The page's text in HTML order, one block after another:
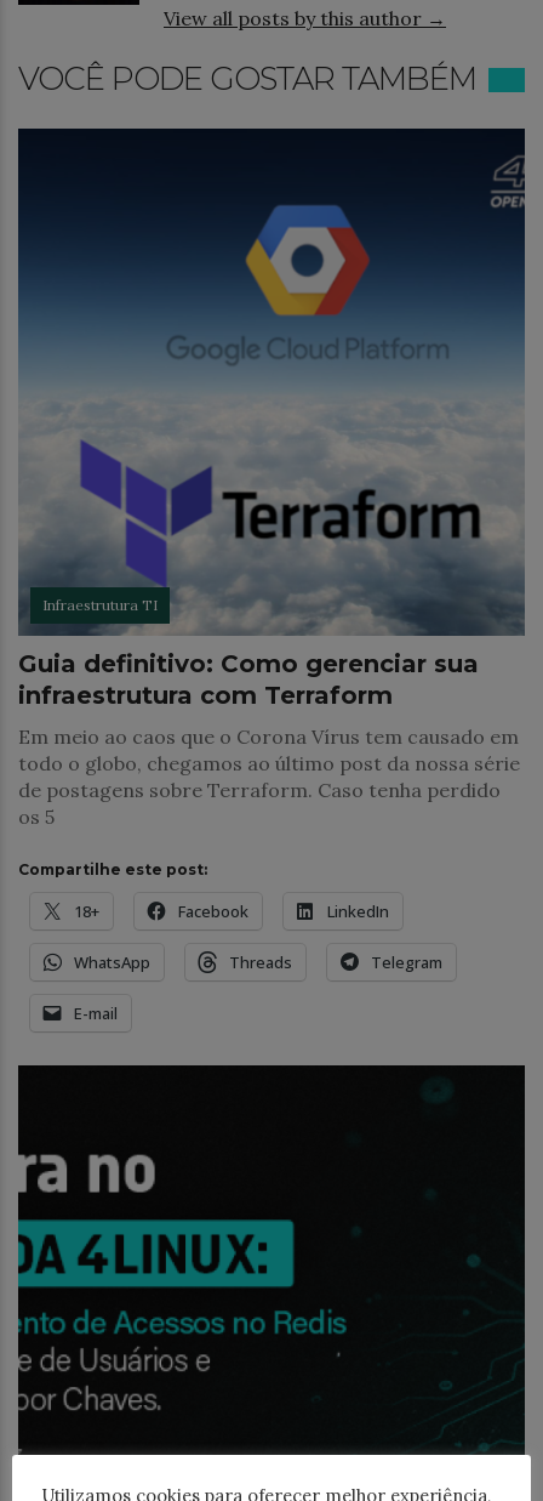
View all posts by this author →
VOCÊ PODE GOSTAR TAMBÉM
Infraestrutura TI
Guia definitivo: Como gerenciar sua
infraestrutura com Terraform
Em meio ao caos que o Corona Vírus tem causado em
todo o globo, chegamos ao último post da nossa série
de postagens sobre Terraform. Caso tenha perdido
os 5
Compartilhe este post:
18+ Facebook LinkedIn
WhatsApp Threads Telegram
E-mail
Utilizamos cookies para oferecer melhor experiência,